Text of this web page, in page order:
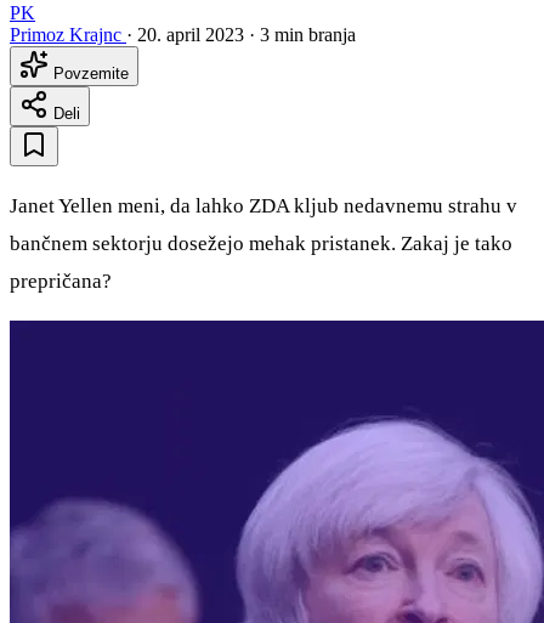
PK
Primoz Krajnc · 20. april 2023 · 3 min branja
Povzemite
Deli
Janet Yellen meni, da lahko ZDA kljub nedavnemu strahu v
bančnem sektorju dosežejo mehak pristanek. Zakaj je tako
prepričana?